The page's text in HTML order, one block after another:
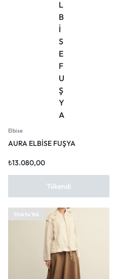
Elbise
AURA ELBİSE FUŞYA
₺13.080,00
Tükendi
Stokta Yok